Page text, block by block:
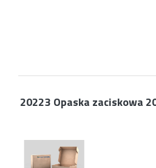
20223 Opaska zaciskowa